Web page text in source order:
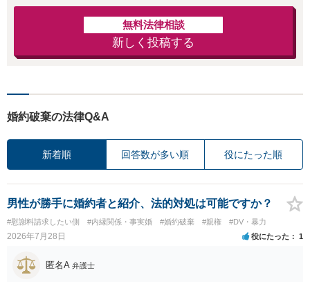
無料法律相談
新しく投稿する
婚約破棄の法律Q&A
新着順 回答数が多い順 役にたった順
男性が勝手に婚約者と紹介、法的対処は可能ですか？
#慰謝料請求したい側 #内縁関係・事実婚 #婚約破棄 #親権 #DV・暴力
2026年7月28日 役にたった 1
匿名A 弁護士